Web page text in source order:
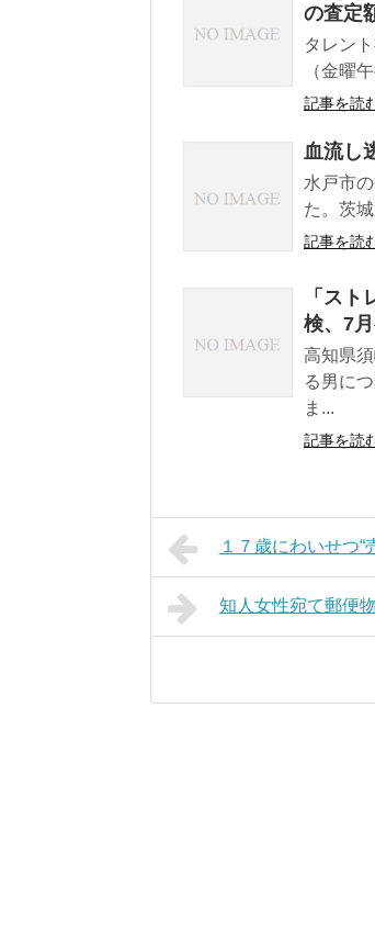
の査定
タレン
（金曜
記事を読
血流し
水戸市
た。茨
記事を読
「ス
検、7
高知県
る男に
ま...
記事を読
１７歳にわいせつ
知人女性宛て郵便